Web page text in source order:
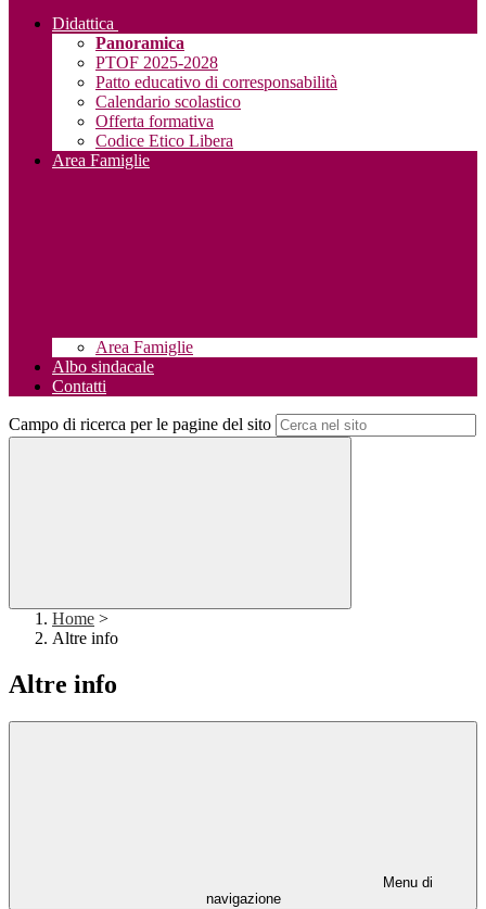
Didattica
Panoramica
PTOF 2025-2028
Patto educativo di corresponsabilità
Calendario scolastico
Offerta formativa
Codice Etico Libera
Area Famiglie
Area Famiglie
Albo sindacale
Contatti
Campo di ricerca per le pagine del sito
Home >
Altre info
Altre info
Menu di
navigazione